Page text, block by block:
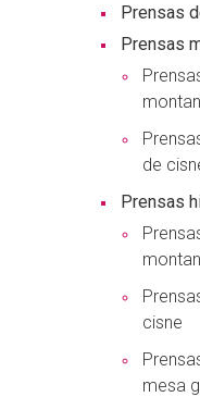
Prensas
Prensas
de
Prensas
cisne
mesa